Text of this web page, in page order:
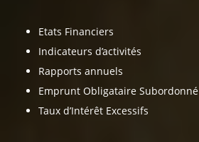
Etats Financiers
Indicateurs d’activités
Rapports annuels
Emprunt Obligataire Subordonné
Taux d’Intérêt Excessifs